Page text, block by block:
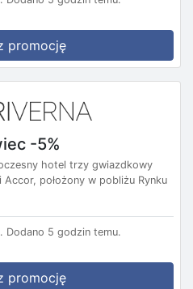
promocję
-5%
hotel trzy gwiazdkowy
położony w pobliżu Rynku
Dodano 5 godzin temu.
promocję